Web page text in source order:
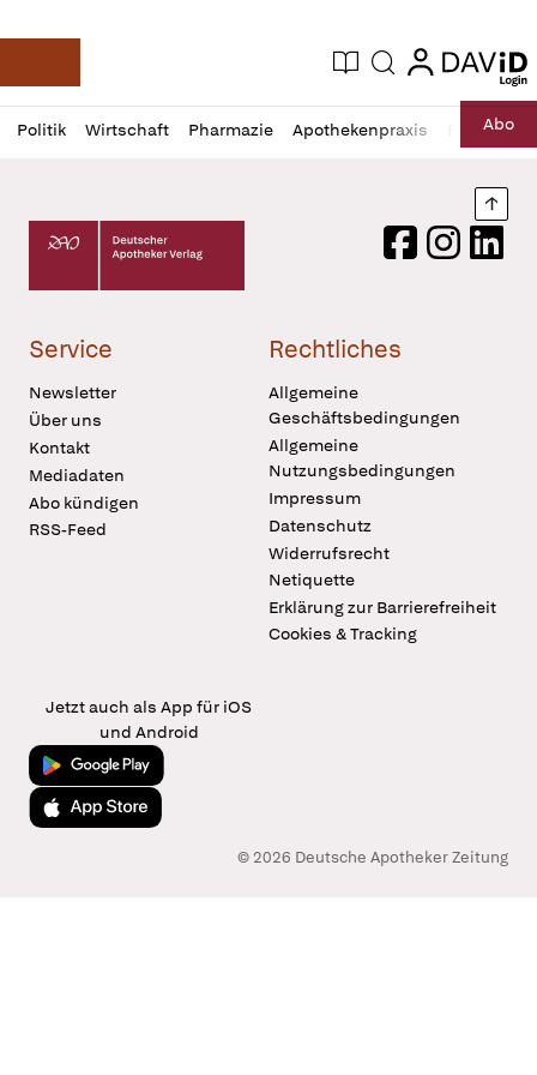
Deutsche Apotheker Zeitung
Aktuelle Ausgabe
Suche login
login
Politik Wirtschaft Pharmazie Apothekenpraxis RechtAbo
Profil
öffnen
Daz
Pur
Deutscher Apotheker Verlag Logo
FacebookInstagram
Service
Newsletter
Über uns
Kontakt
Mediadaten
Abo kündigen
RSS-Feed
Rechtliches
Allgemeine
Geschäftsbedingungen
Allgemeine
Nutzungsbedingungen
Impressum
Datenschutz
Widerrufsrecht
Netiquette
Erklärung zur Barrierefreiheit
Cookies & Tracking
Jetzt auch als App für iOS
und Android
Jetzt bei Google Play
Laden im App Store
© 2026 Deutsche Apotheker Zeitung